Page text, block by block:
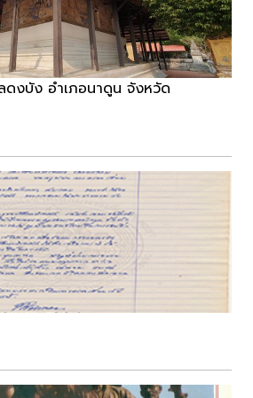
ดงบัง อำเภอนาดูน จังหวัด